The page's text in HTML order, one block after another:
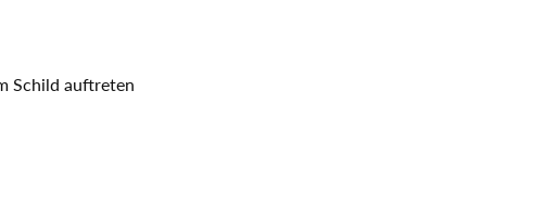
Schild auftreten